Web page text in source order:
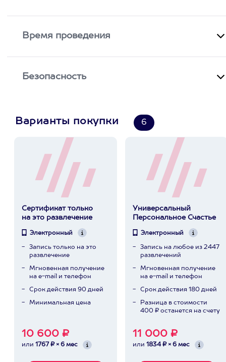
Время проведения
Безопасность
Варианты покупки 6
Сертификат только
на это развлечение
Электронный
Запись только на это
развлечение
Мгновенная получение
на e-mail и телефон
Срок действия 90 дней
Минимальная цена
10 600 ₽
или 1767 ₽ × 6 мес
Универсальный
Персональное Счастье
Электронный
Запись на любое из 2447
развлечений
Мгновенная получение
на e-mail и телефон
Срок действия 180 дней
Разница в стоимости
400 ₽ останется на счету
11 000 ₽
или 1834 ₽ × 6 мес